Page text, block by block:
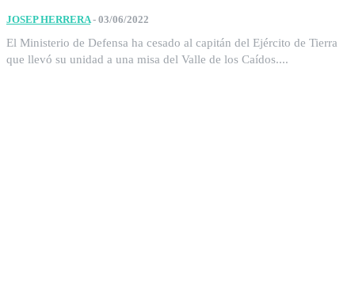
JOSEP HERRERA - 03/06/2022
El Ministerio de Defensa ha cesado al capitán del Ejército de Tierra
que llevó su unidad a una misa del Valle de los Caídos....